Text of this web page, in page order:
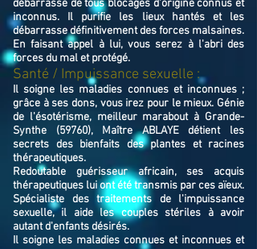
débarrasse de tous blocages d'origine connus et
inconnus. Il purifie les lieux hantés et les
débarrasse définitivement des forces malsaines.
En faisant appel à lui, vous serez à l'abri des
forces du mal et protégé.
Santé / Impuissance sexuelle :
Il soigne les maladies connues et inconnues ;
grâce à ses dons, vous irez pour le mieux. Génie
de l'ésotérisme, meilleur marabout à Grande-
Synthe (59760), Maître ABLAYE détient les
secrets des bienfaits des plantes et racines
thérapeutiques.
Redoutable guérisseur africain, ses acquis
thérapeutiques lui ont été transmis par ces aïeux.
Spécialiste des traitements de l'impuissance
sexuelle, il aide les couples stériles à avoir
autant d'enfants désirés.
Il soigne les maladies connues et inconnues et